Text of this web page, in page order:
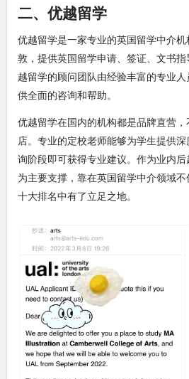
二、优越留学
优越留学是一家专业的英国留学中介
敦，提供英国留学申请、签证、文书
越留学的顾问团队由经验丰富的专业
供全面的咨询和帮助。
优越留学在国内的机构都是品牌直营
店。专业的定校老师能够为学生提供
询阶段即可获得专业建议。作为业内
为主要支撑，靠在英国留学中介领域
十大排名中有了立足之地。